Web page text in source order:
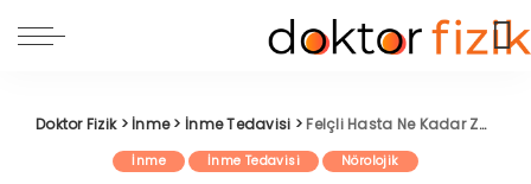
Doktor Fizik> İnme> İnme Tedavisi > Felçli Hasta Ne Kadar Zamanda Yürür?
İnme İnme Tedavisi Nörolojik